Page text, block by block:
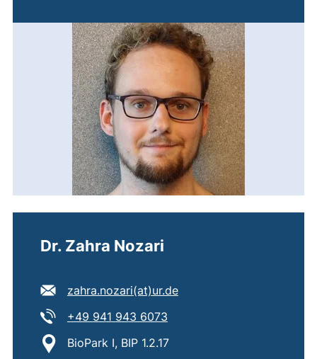
Dr. Zahra Nozari
E-Mail Adresse:
zahra.nozari​(at)​ur.de(öffnet Ihr E-Mail-
Tel:
+49 941 943 6073
Standort:
BioPark I, BIP 1.2.17